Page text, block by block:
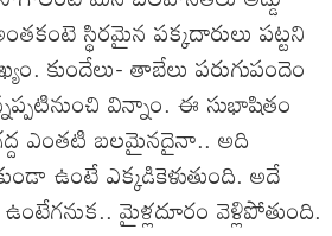
స్థిరమైన పక్కదారులు పట్టని
కుందేలు- తాబేలు పరుగుపందెం
విన్నాం. ఈ సుభాషితం
ఎంతటి బలమైనదైనా.. అది
ఉంటే ఎక్కడికెళుతుంది. అదే
మైళ్లదూరం వెళ్లిపోతుంది.